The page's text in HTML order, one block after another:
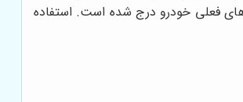
فعلی خودرو درج شده است. استفاده